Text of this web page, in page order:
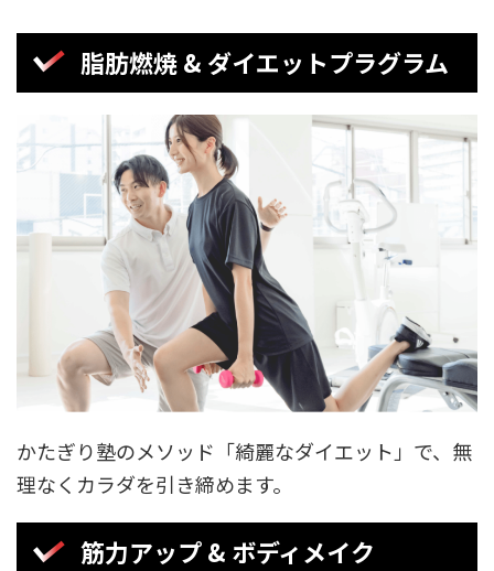
脂肪燃焼 & ダイエットプラグラム
かたぎり塾のメソッド「綺麗なダイエット」で、無
理なくカラダを引き締めます。
筋力アップ & ボディメイク